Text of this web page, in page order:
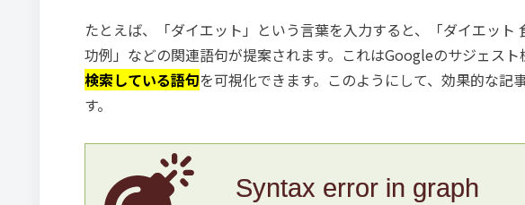
たとえば、「ダイエット」という言葉を入力すると、「ダイエッ
功例」などの関連語句が提案されます。これはGoogleのサジェスト
検索している語句を可視化できます。このようにして、効果的な記
す。
Syntax error in graph